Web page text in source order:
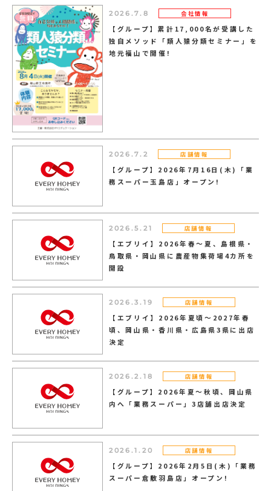
2026.7.8 会社情報
【グループ】累計17,000名が受講した
独自メソッド「類人猿分類セミナー」を
地元福山で開催!
2026.7.2 店舗情報
【グループ】2026年7月16日(木)「業
務スーパー玉島店」オープン!
2026.5.21 店舗情報
【エブリイ】2026年春～夏、島根県・
鳥取県・岡山県に農産物集荷場4カ所を
開設
2026.3.19 店舗情報
【エブリイ】2026年夏頃～2027年春
頃、岡山県・香川県・広島県3県に出店
決定
2026.2.18 店舗情報
【グループ】2026年夏～秋頃、岡山県
内へ「業務スーパー」3店舗出店決定
2026.1.20 店舗情報
【グループ】2026年2月5日(木)「業務
スーパー倉敷羽島店」オープン!